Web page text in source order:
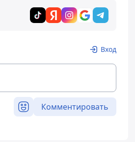
Вход
Комментировать